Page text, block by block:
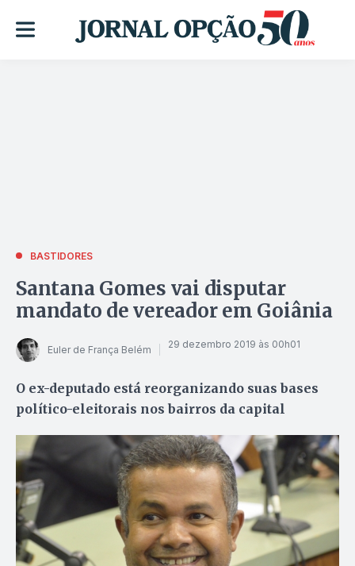
BASTIDORES
Santana Gomes vai disputar
mandato de vereador em Goiânia
Euler de França Belém 29 dezembro 2019 às 00h01
O ex-deputado está reorganizando suas bases
político-eleitorais nos bairros da capital